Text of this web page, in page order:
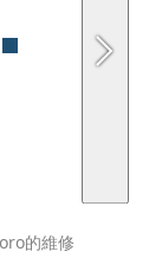
的維修